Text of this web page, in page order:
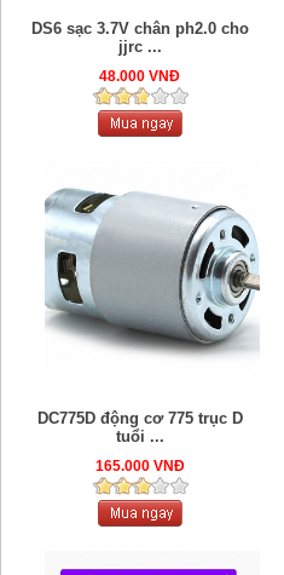
DS6 sạc 3.7V chân ph2.0 cho
jjrc ...
48.000 VNĐ
DC775D động cơ 775 trục D
tuổi ...
165.000 VNĐ